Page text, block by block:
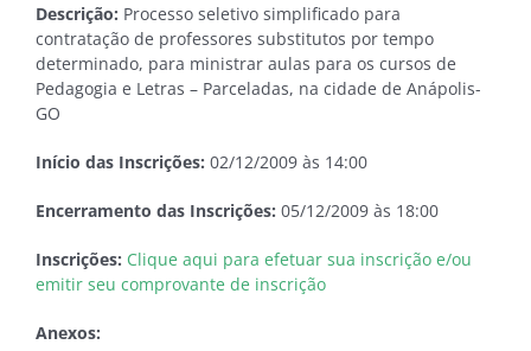
Descrição: Processo seletivo simplificado para
contratação de professores substitutos por tempo
determinado, para ministrar aulas para os cursos de
Pedagogia e Letras – Parceladas, na cidade de Anápolis-
GO
Início das Inscrições: 02/12/2009 às 14:00
Encerramento das Inscrições: 05/12/2009 às 18:00
Inscrições: Clique aqui para efetuar sua inscrição e/ou
emitir seu comprovante de inscrição
Anexos: